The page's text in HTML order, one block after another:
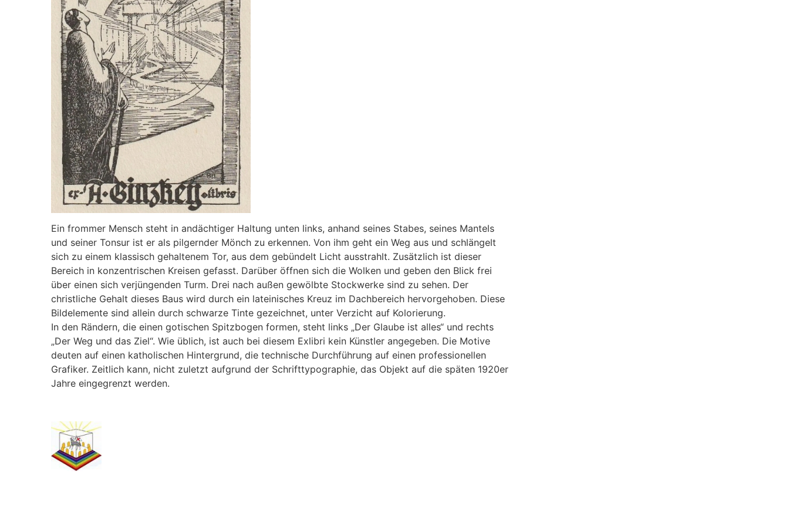
Ein frommer Mensch steht in andächtiger Haltung unten links, anhand seines Stabes, seines Mantels
und seiner Tonsur ist er als pilgernder Mönch zu erkennen. Von ihm geht ein Weg aus und schlängelt
sich zu einem klassisch gehaltenem Tor, aus dem gebündelt Licht ausstrahlt. Zusätzlich ist dieser
Bereich in konzentrischen Kreisen gefasst. Darüber öffnen sich die Wolken und geben den Blick frei
über einen sich verjüngenden Turm. Drei nach außen gewölbte Stockwerke sind zu sehen. Der
christliche Gehalt dieses Baus wird durch ein lateinisches Kreuz im Dachbereich hervorgehoben. Diese
Bildelemente sind allein durch schwarze Tinte gezeichnet, unter Verzicht auf Kolorierung.
In den Rändern, die einen gotischen Spitzbogen formen, steht links „Der Glaube ist alles“ und rechts
„Der Weg und das Ziel“. Wie üblich, ist auch bei diesem Exlibri kein Künstler angegeben. Die Motive
deuten auf einen katholischen Hintergrund, die technische Durchführung auf einen professionellen
Grafiker. Zeitlich kann, nicht zuletzt aufgrund der Schrifttypographie, das Objekt auf die späten 1920er
Jahre eingegrenzt werden.